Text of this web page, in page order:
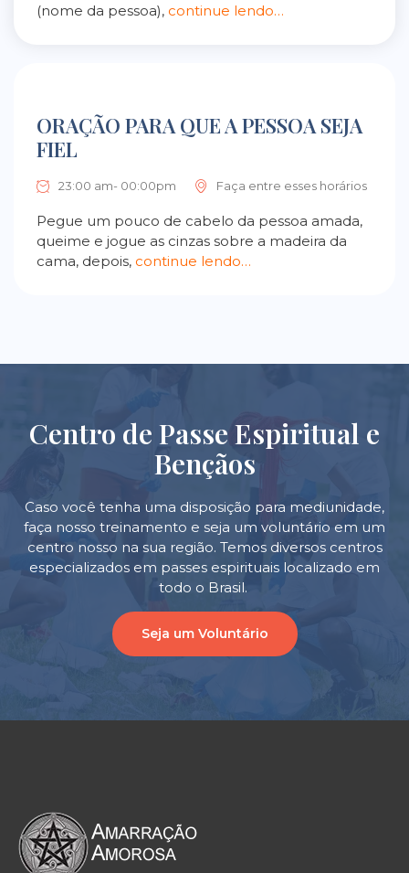
(nome da pessoa), continue lendo…
ORAÇÃO PARA QUE A PESSOA SEJA
FIEL
23:00 am- 00:00pm Faça entre esses horários
Pegue um pouco de cabelo da pessoa amada,
queime e jogue as cinzas sobre a madeira da
cama, depois, continue lendo…
Centro de Passe Espiritual e
Bençãos
Caso você tenha uma disposição para mediunidade,
faça nosso treinamento e seja um voluntário em um
centro nosso na sua região. Temos diversos centros
especializados em passes espirituais localizado em
todo o Brasil.
Seja um Voluntário